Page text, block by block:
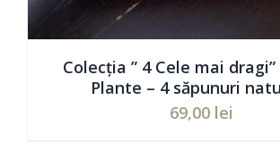
Colecția ” 4 Cele mai
Plante – 4 săpunuri
69,00 lei